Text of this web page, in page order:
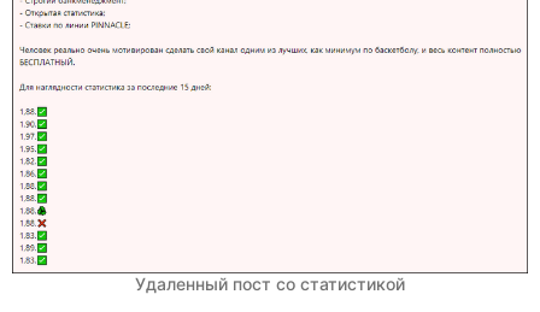
Удаленный пост со статистикой